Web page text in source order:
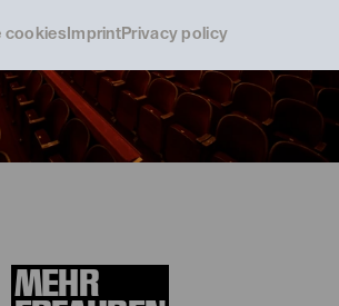
cookies Imprint Privacy policy
MEHR